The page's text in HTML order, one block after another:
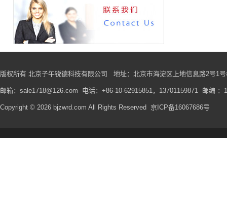
版权所有 北京子午锐德科技有限公司 地址：北京市海淀区上地信息路2号1
邮箱：sale1718@126.com 电话：+86-10-62915851，13701159871 邮编 ：
Copyright © 2026 bjzwrd.com All Rights Reserved 京ICP备16067686号